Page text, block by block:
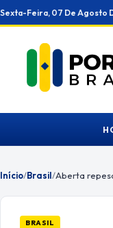
Ir
para
conteúdo
Sexta-Feira, 07 De Agosto
Início/Brasil/Aberta
BRASIL